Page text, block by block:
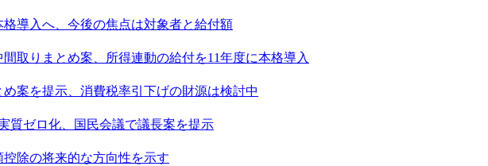
導入へ、今後の焦点は対象者と給付額
取りまとめ案、所得連動の給付を11年度に本格導入
案を提示、消費税率引下げの財源は検討中
質ゼロ化、国民会議で議長案を提示
除の将来的な方向性を示す